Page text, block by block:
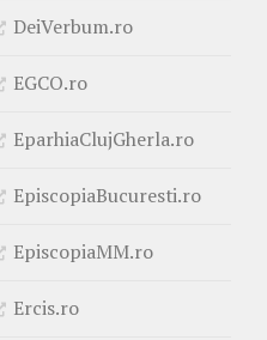
DeiVerbum.ro
EGCO.ro
EparhiaClujGherla.ro
EpiscopiaBucuresti.ro
EpiscopiaMM.ro
Ercis.ro